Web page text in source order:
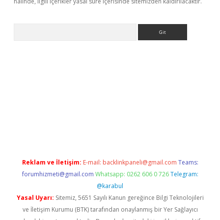
Reklam ve İletişim: E-mail: backlinkpaneli@gmail.com Teams:
forumhizmeti@gmail.com Whatsapp: 0262 606 0 726 Telegram:
@karabul
Yasal Uyarı: Sitemiz, 5651 Sayılı Kanun gereğince Bilgi Teknolojileri
ve İletişim Kurumu (BTK) tarafından onaylanmış bir Yer Sağlayıcı